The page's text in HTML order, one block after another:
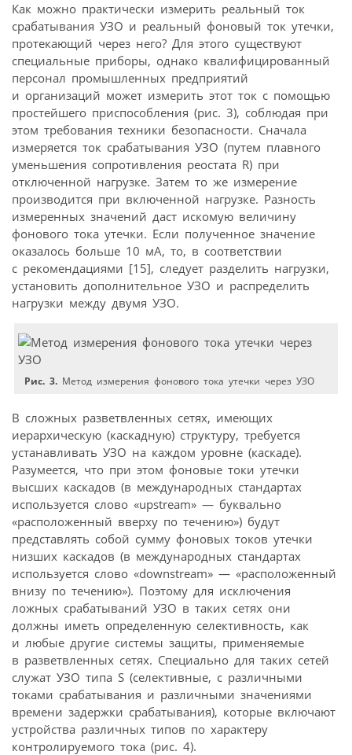
Как можно практически измерить реальный ток
срабатывания УЗО и реальный фоновый ток утечки,
протекающий через него? Для этого существуют
специальные приборы, однако квалифицированный
персонал промышленных предприятий
и организаций может измерить этот ток с помощью
простейшего приспособления (рис. 3), соблюдая при
этом требования техники безопасности. Сначала
измеряется ток срабатывания УЗО (путем плавного
уменьшения сопротивления реостата R) при
отключенной нагрузке. Затем то же измерение
производится при включенной нагрузке. Разность
измеренных значений даст искомую величину
фонового тока утечки. Если полученное значение
оказалось больше 10 мА, то, в соответствии
с рекомендациями [15], следует разделить нагрузки,
установить дополнительное УЗО и распределить
нагрузки между двумя УЗО.
Рис. 3. Метод измерения фонового тока утечки через УЗО
В сложных разветвленных сетях, имеющих
иерархическую (каскадную) структуру, требуется
устанавливать УЗО на каждом уровне (каскаде).
Разумеется, что при этом фоновые токи утечки
высших каскадов (в международных стандартах
используется слово «upstream» — буквально
«расположенный вверху по течению») будут
представлять собой сумму фоновых токов утечки
низших каскадов (в международных стандартах
используется слово «downstream» — «расположенный
внизу по течению»). Поэтому для исключения
ложных срабатываний УЗО в таких сетях они
должны иметь определенную селективность, как
и любые другие системы защиты, применяемые
в разветвленных сетях. Специально для таких сетей
служат УЗО типа S (селективные, с различными
токами срабатывания и различными значениями
времени задержки срабатывания), которые включают
устройства различных типов по характеру
контролируемого тока (рис. 4).